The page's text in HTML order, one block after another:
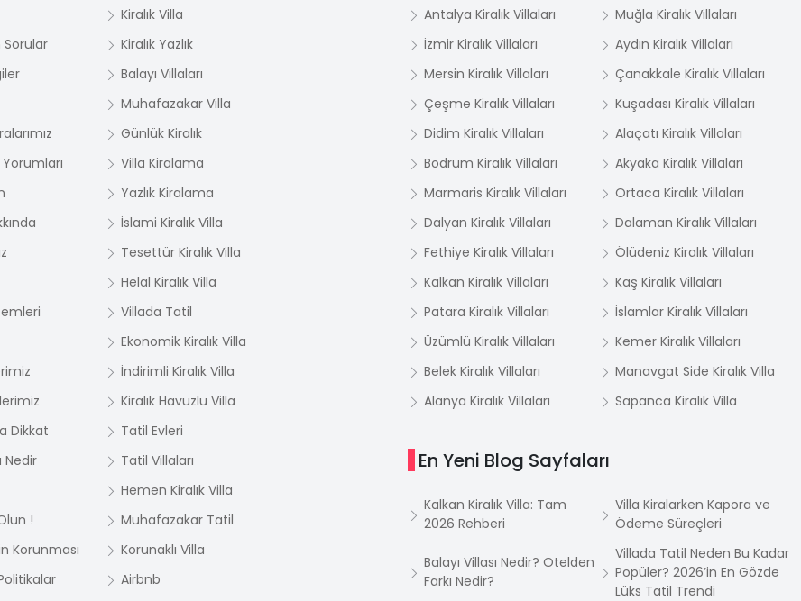
Sorular
Dikkat
Nedir
!
Korunması
Kiralık Villa
Kiralık Yazlık
Balayı Villaları
Muhafazakar Villa
Günlük Kiralık
Villa Kiralama
Yazlık Kiralama
İslami Kiralık Villa
Tesettür Kiralık Villa
Helal Kiralık Villa
Villada Tatil
Ekonomik Kiralık Villa
İndirimli Kiralık Villa
Kiralık Havuzlu Villa
Tatil Evleri
Tatil Villaları
Hemen Kiralık Villa
Muhafazakar Tatil
Korunaklı Villa
Airbnb
Antalya Kiralık Villaları
Muğla Kiralık Villaları
İzmir Kiralık Villaları
Aydın Kiralık Villaları
Mersin Kiralık Villaları
Çanakkale Kiralık Villaları
Çeşme Kiralık Villaları
Kuşadası Kiralık Villaları
Didim Kiralık Villaları
Alaçatı Kiralık Villaları
Bodrum Kiralık Villaları
Akyaka Kiralık Villaları
Marmaris Kiralık Villaları
Ortaca Kiralık Villaları
Dalyan Kiralık Villaları
Dalaman Kiralık Villaları
Fethiye Kiralık Villaları
Ölüdeniz Kiralık Villaları
Kalkan Kiralık Villaları
Kaş Kiralık Villaları
Patara Kiralık Villaları
İslamlar Kiralık Villaları
Üzümlü Kiralık Villaları
Kemer Kiralık Villaları
Belek Kiralık Villaları
Manavgat Side Kiralık Villa
Alanya Kiralık Villaları
Sapanca Kiralık Villa
En Yeni Blog Sayfaları
Kalkan Kiralık Villa: Tam
2026 Rehberi
Villa Kiralarken Kapora ve
Ödeme Süreçleri
Balayı Villası Nedir? Otelden
Farkı Nedir?
Villada Tatil Neden Bu Kadar
Popüler? 2026’in En Gözde
Lüks Tatil Trendi